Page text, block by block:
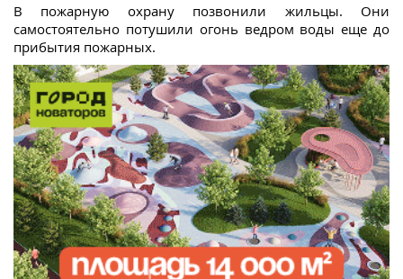
В пожарную охрану позвонили жильцы. Они
самостоятельно потушили огонь ведром воды еще до
прибытия пожарных.